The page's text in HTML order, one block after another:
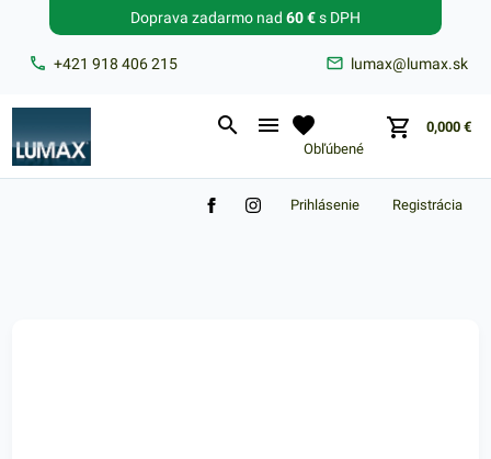
+421 918 406 215 lumax@lumax.sk
Doprava zadarmo nad 60 €s DPH
Obľúbené
0,000 €
Zabudnuté heslo?
Registrácia
Prihlásenie